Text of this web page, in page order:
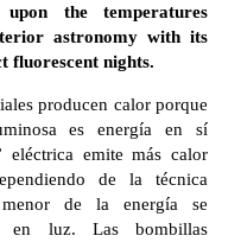
the temperatures
astronomy with its
fluorescent nights.
producen calor porque
es energía en sí
eléctrica emite más calor
de la técnica
de la energía se
en luz. Las bombillas